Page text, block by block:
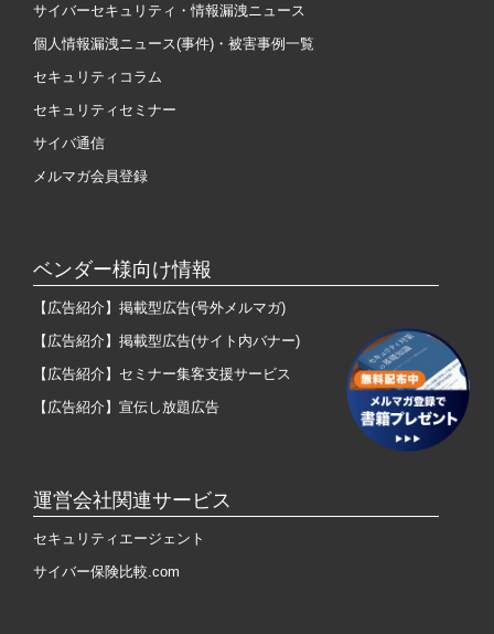
サイバーセキュリティ・情報漏洩ニュース
個人情報漏洩ニュース(事件)・被害事例一覧
セキュリティコラム
セキュリティセミナー
サイバ通信
メルマガ会員登録
ベンダー様向け情報
【広告紹介】掲載型広告(号外メルマガ)
【広告紹介】掲載型広告(サイト内バナー)
【広告紹介】セミナー集客支援サービス
【広告紹介】宣伝し放題広告
運営会社関連サービス
セキュリティエージェント
サイバー保険比較.com